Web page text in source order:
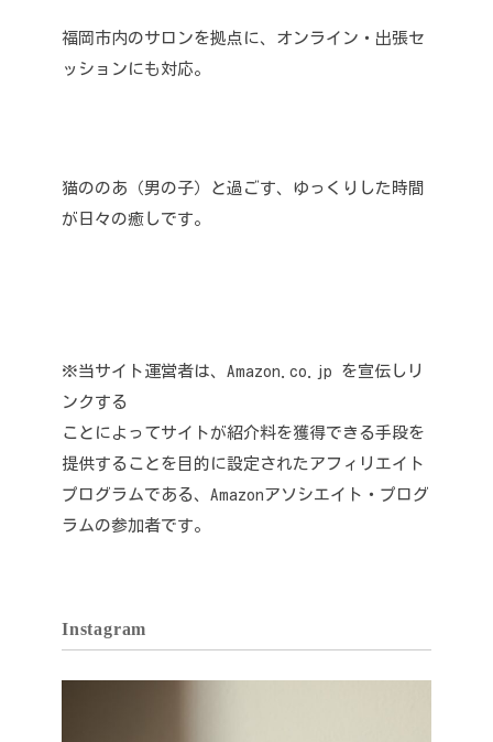
福岡市内のサロンを拠点に、オンライン・出張セ
ッションにも対応。
猫ののあ（男の子）と過ごす、ゆっくりした時間
が日々の癒しです。
※当サイト運営者は、Amazon.co.jp を宣伝しリ
ンクする
ことによってサイトが紹介料を獲得できる手段を
提供することを目的に設定されたアフィリエイト
プログラムである、Amazonアソシエイト・プログ
ラムの参加者です。
Instagram